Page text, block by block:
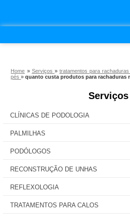
Home » Serviços » tratamentos para
pés»quanto custa produtos para rachaduras
Serviços
CLÍNICAS DE PODOLOGIA
PALMILHAS
PODÓLOGOS
RECONSTRUÇÃO DE UNHAS
REFLEXOLOGIA
TRATAMENTOS PARA CALOS